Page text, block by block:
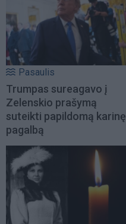
Pasaulis
Trumpas sureagavo į
Zelenskio prašymą
suteikti papildomą karinę
pagalbą